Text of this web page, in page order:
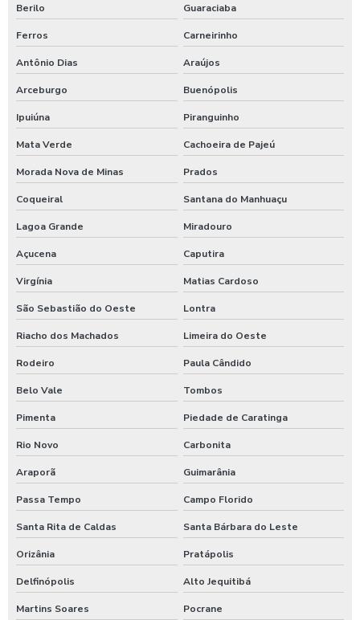
Berilo Guaraciaba
Ferros Carneirinho
Antônio Dias Araújos
Arceburgo Buenópolis
Ipuiúna Piranguinho
Mata Verde Cachoeira de Pajeú
Morada Nova de Minas Prados
Coqueiral Santana do Manhuaçu
Lagoa Grande Miradouro
Açucena Caputira
Virgínia Matias Cardoso
São Sebastião do Oeste Lontra
Riacho dos Machados Limeira do Oeste
Rodeiro Paula Cândido
Belo Vale Tombos
Pimenta Piedade de Caratinga
Rio Novo Carbonita
Araporã Guimarânia
Passa Tempo Campo Florido
Santa Rita de Caldas Santa Bárbara do Leste
Orizânia Pratápolis
Delfinópolis Alto Jequitibá
Martins Soares Pocrane